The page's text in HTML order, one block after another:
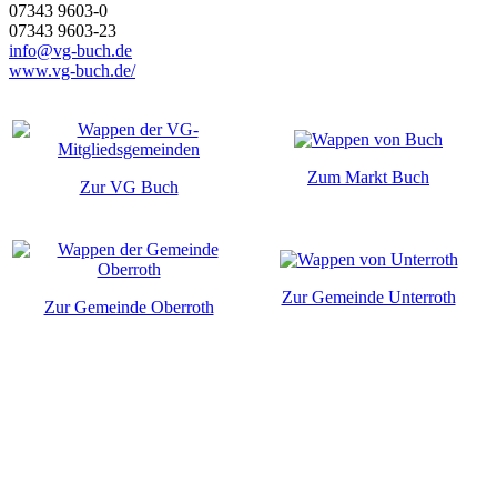
07343 9603-0
07343 9603-23
info@vg-buch.de
www.vg-buch.de/
Zur VG Buch
Zum Markt Buch
Zur Gemeinde Oberroth
Zur Gemeinde Unterroth